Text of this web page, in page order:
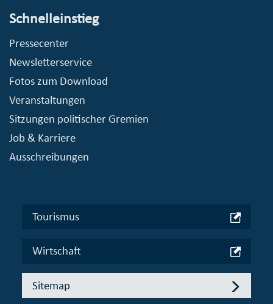
Schnelleinstieg
Pressecenter
Newsletterservice
Fotos zum Download
Veranstaltungen
Sitzungen politischer Gremien
Job & Karriere
Ausschreibungen
Tourismus
Wirtschaft
Sitemap